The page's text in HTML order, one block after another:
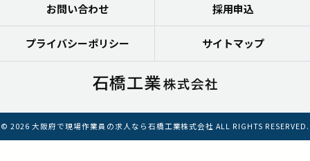
お問い合わせ 採用申込
プライバシーポリシー サイトマップ
© 2026 大阪府で現場作業員の求人なら石橋工業株式会社 ALL RIGHTS RESERVED.